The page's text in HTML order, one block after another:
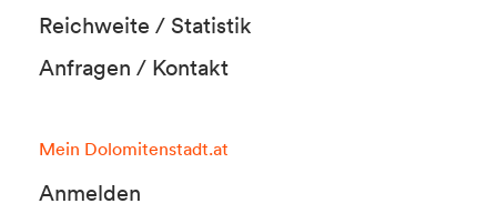
Reichweite / Statistik
Anfragen / Kontakt
Mein Dolomitenstadt.at
Anmelden